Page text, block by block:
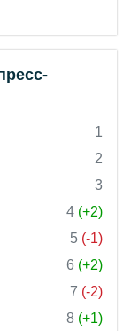
1
2
3
4 (+2)
5 (-1)
6 (+2)
7 (-2)
8 (+1)